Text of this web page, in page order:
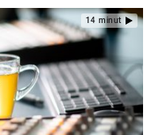
14 minut